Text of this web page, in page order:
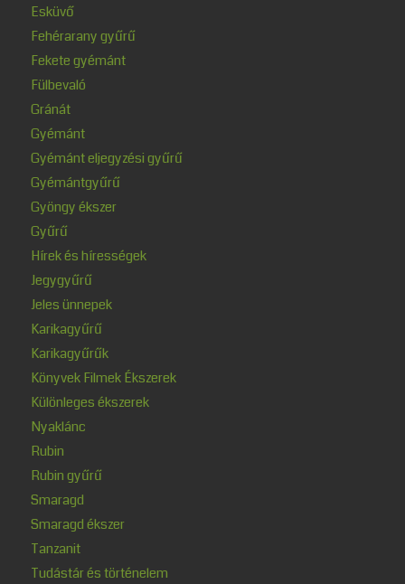
Esküvő
Fehérarany gyűrű
Fekete gyémánt
Fülbevaló
Gránát
Gyémánt
Gyémánt eljegyzési gyűrű
Gyémántgyűrű
Gyöngy ékszer
Gyűrű
Hírek és hírességek
Jegygyűrű
Jeles ünnepek
Karikagyűrű
Karikagyűrűk
Könyvek Filmek Ékszerek
Különleges ékszerek
Nyaklánc
Rubin
Rubin gyűrű
Smaragd
Smaragd ékszer
Tanzanit
Tudástár és történelem